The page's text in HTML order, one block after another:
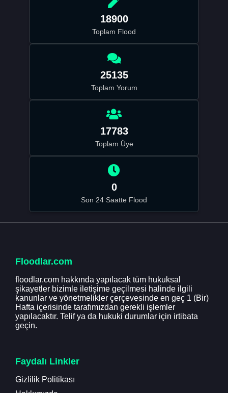
18900
Toplam Flood
25135
Toplam Yorum
17783
Toplam Üye
0
Son 24 Saatte Flood
Floodlar.com
floodlar.com hakkında yapılacak tüm hukuksal
şikayetler bizimle iletişime geçilmesi halinde ilgili
kanunlar ve yönetmelikler çerçevesinde en geç 1 (Bir)
Hafta içerisinde tarafımızdan gerekli işlemler
yapılacaktır. Telif ya da hukuki durumlar için irtibata
geçin.
Faydalı Linkler
Gizlilik Politikası